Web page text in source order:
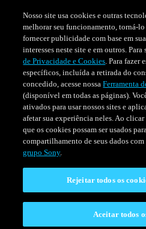
SÉRIESPROGRAMAÇÃO
CONECTAR
Perguntas Frequentes
Nosso site usa cookies e outras
melhorar seu funcionamento, torná-lo
fornecer publicidade com base em
interesses neste site e em outros.
de Privacidade e Cookies. Para fazer
específicos, incluída a retirada do
concedido, acesse nossaFerramenta
(disponível em todas as páginas).
ativados para usar nossos sites e
afetar sua experiência neles. Ao
que os cookies possam ser usados
compartilhamento de seus dados
grupo Sony.
Rejeitar todos os
Aceitar todos